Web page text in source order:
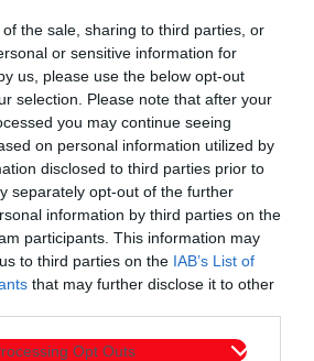
the sale, sharing to third parties, or
or sensitive information for
us, please use the below opt-out
selection. Please note that after your
you may continue seeing
on personal information utilized by
disclosed to third parties prior to
separately opt-out of the further
information by third parties on the
participants. This information may
to third parties on the IAB’s List of
that may further disclose it to other
Opt Outs
email